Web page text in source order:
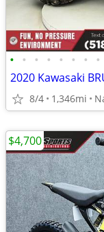
• • • • • • • •
2020 Kawasaki
8/4 1,346mi
$4,700